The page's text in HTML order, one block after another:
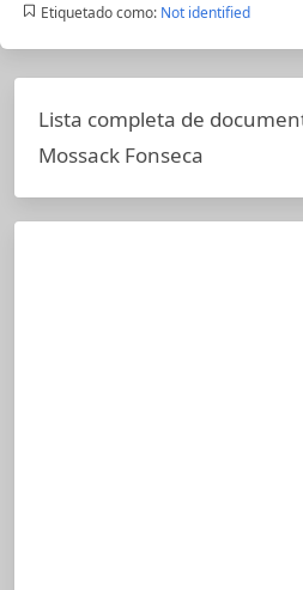
Etiquetado como: Not identified
Lista completa de
Mossack Fonseca